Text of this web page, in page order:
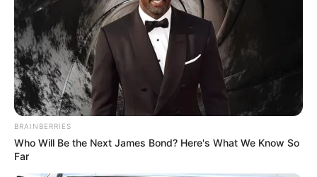
BRAINBERRIES
Who Will Be the Next James Bond? Here's What We Know So
Far